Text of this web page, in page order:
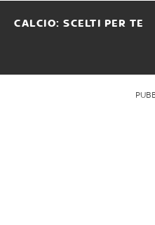
CALCIO: SCELTI PER TE